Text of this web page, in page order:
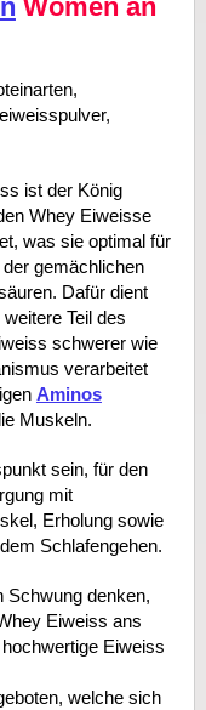
Women an
ist der König
Whey Eiweisse
was sie optimal für
gemächlichen
Dafür dient
Teil des
schwerer wie
verarbeitet
Aminos
Muskeln.
sein, für den
mit
Erholung sowie
Schlafengehen.
Schwung denken,
Eiweiss ans
Eiweiss
welche sich